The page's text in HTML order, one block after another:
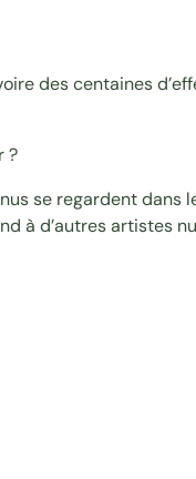
des centaines
?
se regardent dans
à d’autres artistes